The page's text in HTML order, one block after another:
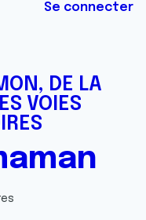
Se connecter
DE LA
VOIES